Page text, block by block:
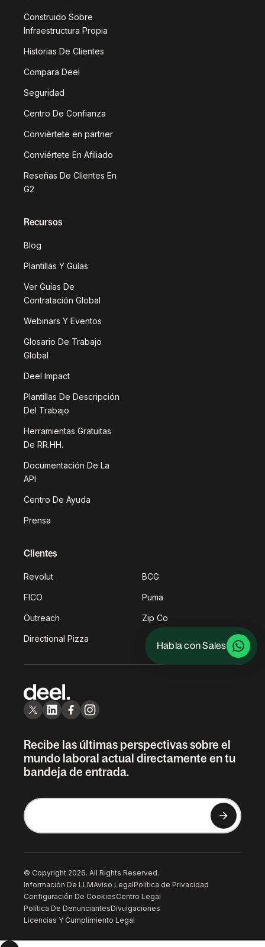
Habla con Sales
Construido Sobre
Infraestructura Propia
Historias De Clientes
Compara Deel
Seguridad
Centro De Confianza
Conviértete en partner
Conviértete En Afiliado
Reseñas De Clientes En
G2
Recursos
Blog
Plantillas Y Guías
Ver Guías De
Contratación Global
Webinars Y Eventos
Glosario De Trabajo
Global
Deel Impact
Plantillas De Descripción
Del Trabajo
Herramientas Gratuitas
De RR.HH.
Documentación De La
API
Centro De Ayuda
Prensa
Clientes
Revolut BCG
FICO Puma
Outreach Zip Co
Directional Pizza
Recibe las últimas perspectivas sobre el
mundo laboral actual directamente en tu
bandeja de entrada.
© Copyright 2026. All Rights Reserved.
Información De LLMAviso LegalPolítica de Privacidad
Configuración De CookiesCentro Legal
Política De DenunciantesDivulgaciones
Licencias Y Cumplimiento Legal